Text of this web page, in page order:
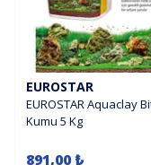
EUROSTAR
EUROSTAR Aquaclay
Kumu 5 Kg
891,00 ₺